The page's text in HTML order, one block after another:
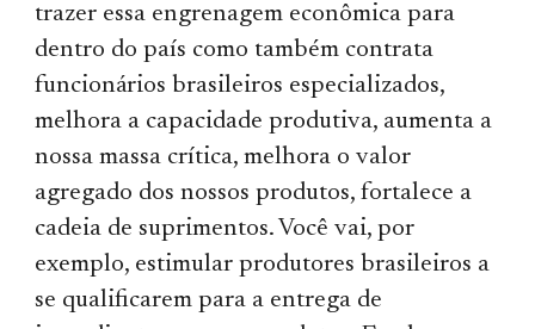
trazer essa engrenagem econômica para
dentro do país como também contrata
funcionários brasileiros especializados,
melhora a capacidade produtiva, aumenta a
nossa massa crítica, melhora o valor
agregado dos nossos produtos, fortalece a
cadeia de suprimentos. Você vai, por
exemplo, estimular produtores brasileiros a
se qualificarem para a entrega de